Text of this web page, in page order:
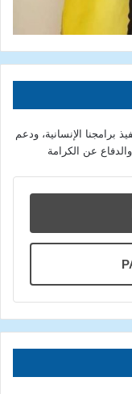
برامجنا الإنسانية، ودعم
عن الكرامة